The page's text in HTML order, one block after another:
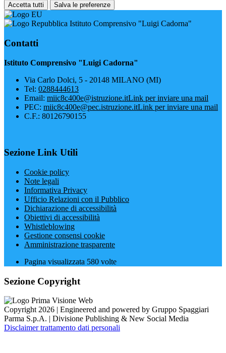
Accetta tutti Salva le preferenze
Istituto Comprensivo "Luigi Cadorna"
Contatti
Istituto Comprensivo "Luigi Cadorna"
Via Carlo Dolci, 5 - 20148 MILANO (MI)
Tel: 0288444613
Email: miic8c400e@istruzione.itLink per inviare una mail
PEC: miic8c400e@pec.istruzione.itLink per inviare una mail
C.F.: 80126790155
Sezione Link Utili
Cookie policy
Note legali
Informativa Privacy
Ufficio Relazioni con il Pubblico
Dichiarazione di accessibilità
Obiettivi di accessibilità
Whistleblowing
Gestione consensi cookie
Amministrazione trasparente
Pagina visualizzata 580 volte
Sezione Copyright
Copyright 2026 | Engineered and powered by Gruppo Spaggiari
Parma S.p.A. | Divisione Publishing & New Social Media
Disclaimer trattamento dati personali